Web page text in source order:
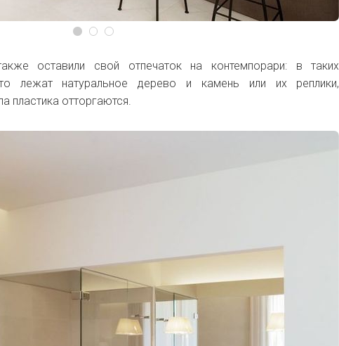
оставили свой отпечаток на контемпорари: в таких
лежат натуральное дерево и камень или их реплики,
пластика отторгаются.